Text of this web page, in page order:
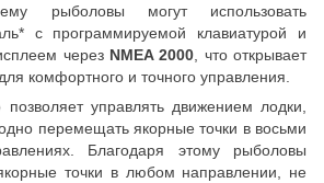
рыболовы могут использовать
с программируемой клавиатурой и
через NMEA 2000 , что открывает
комфортного и точного управления.
управлять движением лодки,
перемещать якорные точки в восьми
Благодаря этому рыболовы
точки в любом направлении, не